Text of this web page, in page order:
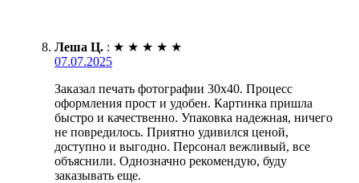
Леша Ц. : ★ ★ ★ ★ ★
07.07.2025
Заказал печать фотографии 30х40. Процесс
оформления прост и удобен. Картинка пришла
быстро и качественно. Упаковка надежная, ничего
не повредилось. Приятно удивился ценой,
доступно и выгодно. Персонал вежливый, все
объяснили. Однозначно рекомендую, буду
заказывать еще.